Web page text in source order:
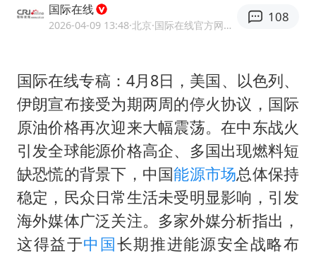
2025年小学教师减少13.19万
上海大部迎大暴雨
女子发现前夫婚内与第三者育子
以军士兵把枪口对准中国记者
笔试第一被劝弃考涉事副校长被撤职
《龙餐馆》 冲奖
构建更高水平的全民健身公共服务体系
国际在线
2026-04-09 13:48·北京 ·国际在线官方网易号
108
国际在线专稿：4月8日，美国、以色列、
伊朗宣布接受为期两周的停火协议，国际
原油价格再次迎来大幅震荡。在中东战火
引发全球能源价格高企、多国出现燃料短
缺恐慌的背景下，中国能源市场总体保持
稳定，民众日常生活未受明显影响，引发
海外媒体广泛关注。多家外媒分析指出，
这得益于中国长期推进能源安全战略布